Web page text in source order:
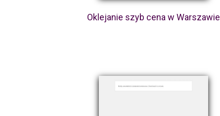
Oklejanie szyb cena w Warszawie